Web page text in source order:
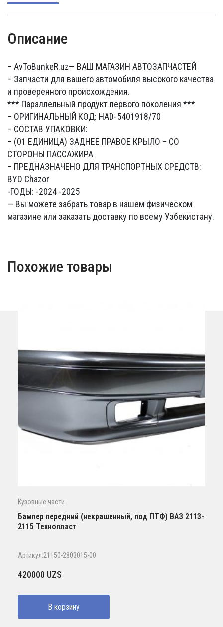
Описание
– AvToBunkeR.uz— ВАШ МАГАЗИН АВТОЗАПЧАСТЕЙ
– Запчасти для вашего автомобиля высокого качества
и проверенного происхождения.
*** Параллельный продукт первого поколения ***
– ОРИГИНАЛЬНЫЙ КОД: HAD-5401918/70
– СОСТАВ УПАКОВКИ:
– (01 ЕДИНИЦА) ЗАДНЕЕ ПРАВОЕ КРЫЛО – СО
СТОРОНЫ ПАССАЖИРА
– ПРЕДНАЗНАЧЕНО ДЛЯ ТРАНСПОРТНЫХ СРЕДСТВ:
BYD Chazor
-ГОДЫ: -2024 -2025
— Вы можете забрать товар в нашем физическом
магазине или заказать доставку по всему Узбекистану.
Похожие товары
Кузовные части
Бампер передний (некрашенный, под ПТФ) ВАЗ 2113-
2115 Технопласт
Артикул:21150-2803015-00
420000 UZS
В корзину